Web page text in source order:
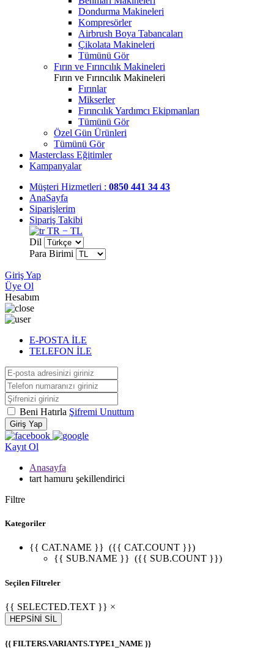
Dondurma Makineleri
Kompresörler
Airbrush Boya Tabancaları
Çikolata Makineleri
Tümünü Gör
Fırın ve Fırıncılık Makineleri
Fırın ve Fırıncılık Makineleri
Fırınlar
Mikserler
Fırıncılık Yardımcı Ekipmanları
Tümünü Gör
Özel Gün Ürünleri
Tümünü Gör
Masterclass Eğitimler
Kampanyalar
Müşteri Hizmetleri : 0850 441 34 43
AnaSayfa
Siparişlerim
Sipariş Takibi
TR − TL
Dil
Para Birimi
Giriş Yap
Üye Ol
Hesabım
E-POSTA İLE
TELEFON İLE
Beni Hatırla Şifremi Unuttum
Giriş Yap
Kayıt Ol
Anasayfa
tart hamuru şekillendirici
Filtre
Kategoriler
{{ CAT.NAME }} ({{ CAT.COUNT }})
{{ SUB.NAME }} ({{ SUB.COUNT }})
Seçilen Filtreler
{{ SELECTED.TEXT }} ×
HEPSİNİ SİL
{{ FILTERS.VARIANTS.TYPE1_NAME }}